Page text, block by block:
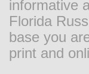
informative
Florida
base you
print and